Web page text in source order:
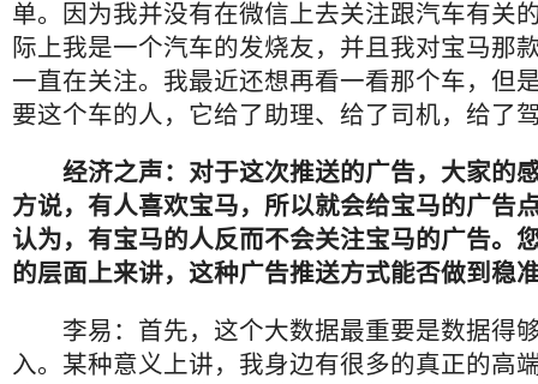
单。因为我并没有在微信上去关注跟汽车有关
际上我是一个汽车的发烧友，并且我对宝马那
一直在关注。我最近还想再看一看那个车，但
要这个车的人，它给了助理、给了司机，给了
经济之声：对于这次推送的广告，大家的
方说，有人喜欢宝马，所以就会给宝马的广告
认为，有宝马的人反而不会关注宝马的广告。
的层面上来讲，这种广告推送方式能否做到稳
李易：首先，这个大数据最重要是数据得
入。某种意义上讲，我身边有很多的真正的高